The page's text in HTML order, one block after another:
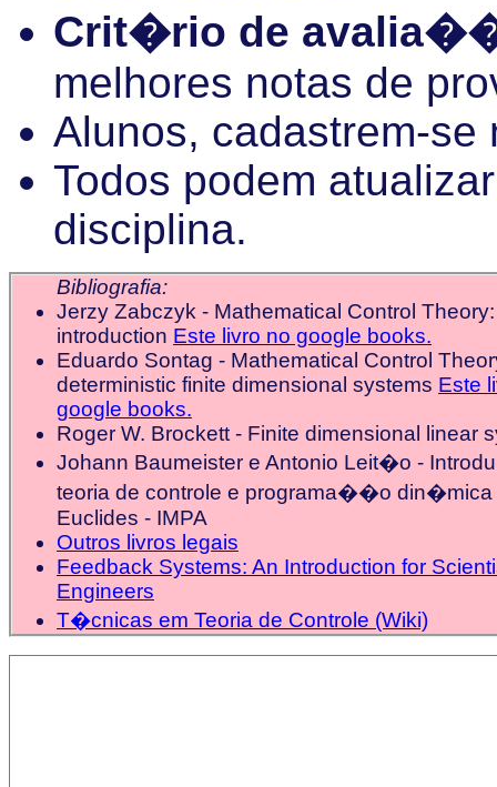
Crit�rio de
melhores notas de
Alunos, cadastrem-
Todos podem
disciplina.
Bibliografia:
Jerzy Zabczyk - Mathematical Control
introduction Este livro no google books.
Eduardo Sontag - Mathematical Control
deterministic finite dimensional systems Este
google books.
Roger W. Brockett - Finite dimensional linear
Johann Baumeister e Antonio Leit�o -
teoria de controle e programa��o din�mica
Euclides - IMPA
Outros livros legais
Feedback Systems: An Introduction for
Engineers
T�cnicas em Teoria de Controle (Wiki)